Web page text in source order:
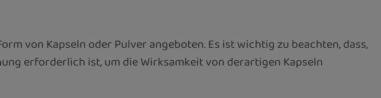
von Kapseln oder Pulver angeboten. Es ist wichtig zu beachten, dass,
erforderlich ist, um die Wirksamkeit von derartigen Kapseln